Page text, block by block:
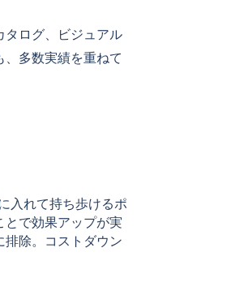
ログ、ビジュアル
多数実績を重ねて
入れて持ち歩けるポ
で効果アップが実
除。コストダウン